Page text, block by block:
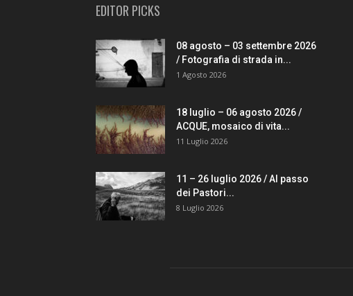
EDITOR PICKS
08 agosto – 03 settembre 2026
/ Fotografia di strada in...
1 Agosto 2026
18 luglio – 06 agosto 2026 /
ACQUE, mosaico di vita...
11 Luglio 2026
11 – 26 luglio 2026 / Al passo
dei Pastori...
8 Luglio 2026